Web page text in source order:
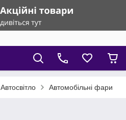
Автосвітло Автомобільні фари